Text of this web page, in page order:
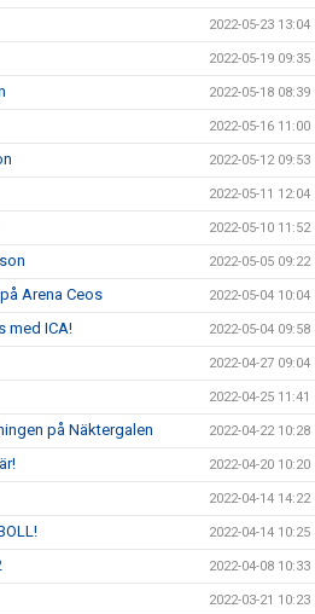
2022-05-23 13:04
2022-05-19 09:35
2022-05-18 08:39
2022-05-16 11:00
2022-05-12 09:53
2022-05-11 12:04
2022-05-10 11:52
2022-05-05 09:22
Arena Ceos 2022-05-04 10:04
med ICA! 2022-05-04 09:58
2022-04-27 09:04
2022-04-25 11:41
på Näktergalen 2022-04-22 10:28
2022-04-20 10:20
2022-04-14 14:22
2022-04-14 10:25
2022-04-08 10:33
2022-03-21 10:23